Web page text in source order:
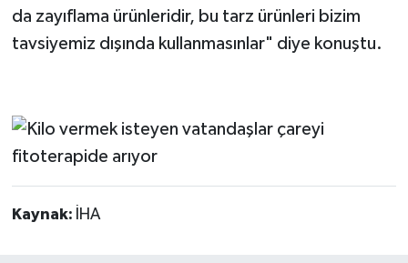
da zayıflama ürünleridir, bu tarz ürünleri bizim
tavsiyemiz dışında kullanmasınlar" diye konuştu.
Kaynak: İHA